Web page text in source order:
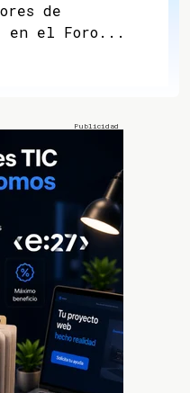
de
en el Foro...